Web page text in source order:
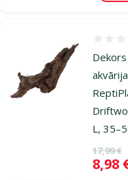
Dekors
L,
17,99 €
Cena
8,98